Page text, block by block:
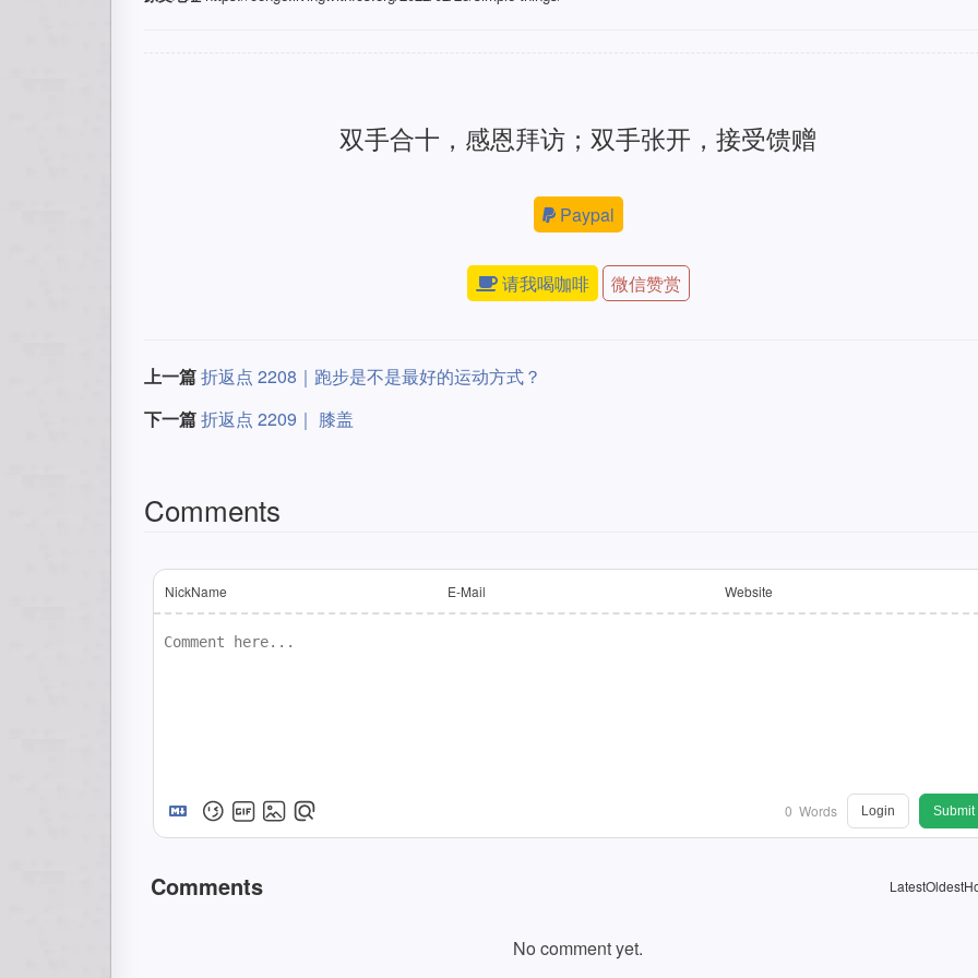
双手合十，感恩拜访；双手张开，接受馈赠
Paypal
请我喝咖啡 微信赞赏
上一篇折返点 2208｜跑步是不是最好的运动方式？
下一篇折返点 2209｜ 膝盖
Comments
NickName E-Mail Website
0 Words Login Submit
Comments LatestOldest
No comment yet.